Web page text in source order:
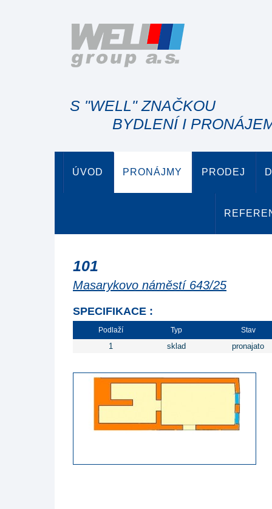
S "WELL" ZNAČKOU
BYDLENÍ I
ÚVOD PRONÁJMY PRODEJ
101
Masarykovo náměstí 643/25
SPECIFIKACE :
Podlaží Typ Stav
1 sklad pronajato